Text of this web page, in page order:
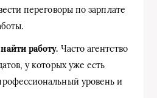
переговоры по зарплате
работу. Часто агентство
у которых уже есть
уровень и